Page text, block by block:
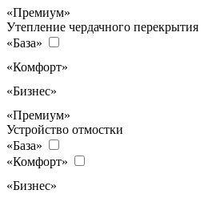
«Премиум»
Утепление чердачного перекрытия
«База»
«Комфорт»
«Бизнес»
«Премиум»
Устройство отмостки
«База»
«Комфорт»
«Бизнес»